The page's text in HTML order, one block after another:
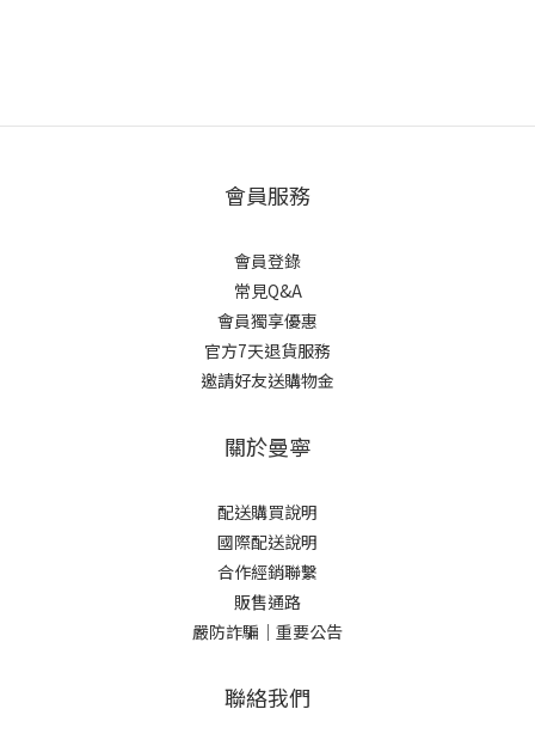
會員服務
會員登錄
常見Q&A
會員獨享優惠
官方7天退貨服務
邀請好友送購物金
關於曼寧
配送購買說明
國際配送說明
合作經銷聯繫
販售通路
嚴防詐騙｜重要公告
聯絡我們